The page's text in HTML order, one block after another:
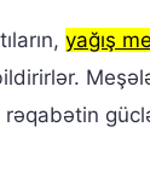
yağış
bildirirlər.